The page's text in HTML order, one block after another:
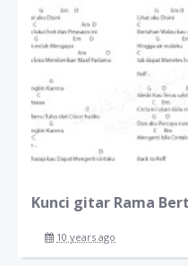
Kunci gitar Rama
10 years ago